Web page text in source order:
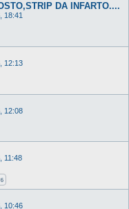
DA INFARTO....
18:41
12:13
12:08
11:48
10:46